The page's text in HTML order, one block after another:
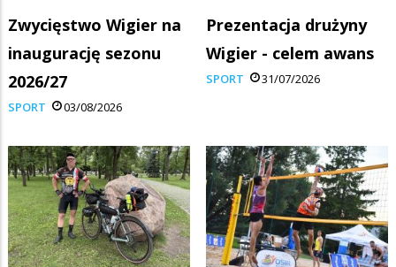
Zwycięstwo Wigier na
inaugurację sezonu
2026/27
SPORT 03/08/2026
Prezentacja drużyny
Wigier - celem awans
SPORT 31/07/2026